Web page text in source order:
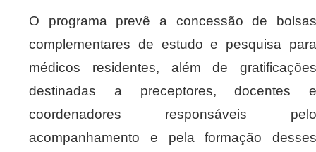
O programa prevê a concessão de bolsas
complementares de estudo e pesquisa para
médicos residentes, além de gratificações
destinadas a preceptores, docentes e
coordenadores responsáveis pelo
acompanhamento e pela formação desses